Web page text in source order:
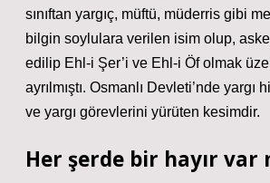
sınıftan yargıç, müftü, müderris gibi
bilgin soylulara verilen isim olup,
edilip Ehl-i Şer’i ve Ehl-i Öf olmak
ayrılmıştı. Osmanlı Devleti’nde yargı
ve yargı görevlerini yürüten kesimdir.
Her şerde bir hayır var